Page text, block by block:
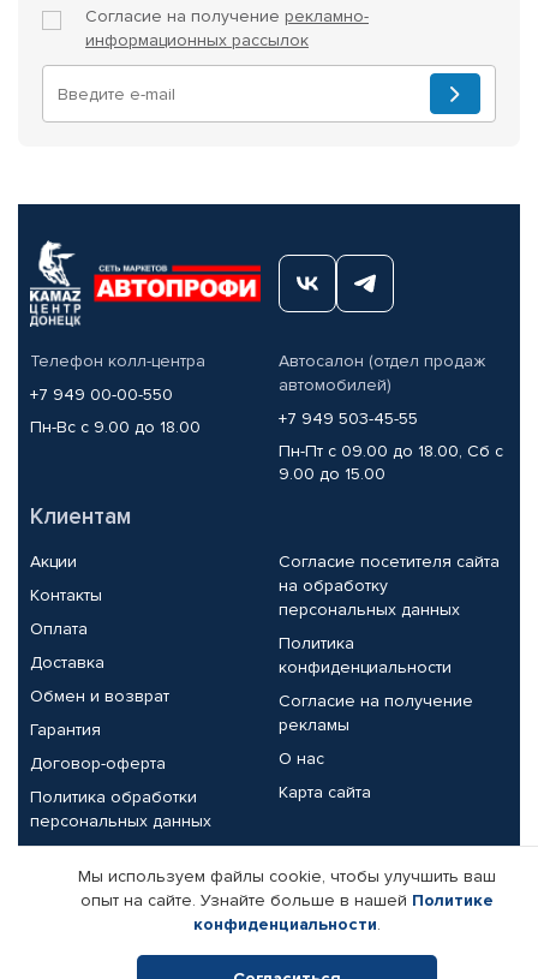
Согласие на получение рекламно-
информационных рассылок
Телефон колл-центра
+7 949 00-00-550
Пн-Вс с 9.00 до 18.00
Автосалон (отдел продаж
автомобилей)
+7 949 503-45-55
Пн-Пт с 09.00 до 18.00, Сб с
9.00 до 15.00
Клиентам
Акции
Контакты
Оплата
Доставка
Обмен и возврат
Гарантия
Договор-оферта
Политика обработки
персональных данных
Согласие посетителя сайта
на обработку
персональных данных
Политика
конфиденциальности
Согласие на получение
рекламы
О нас
Карта сайта
Партнерам
Корпоративным клиентам
Поставщикам
Реквизиты компании
Мы используем файлы cookie, чтобы улучшить ваш
опыт на сайте. Узнайте больше в нашей Политике
конфиденциальности.